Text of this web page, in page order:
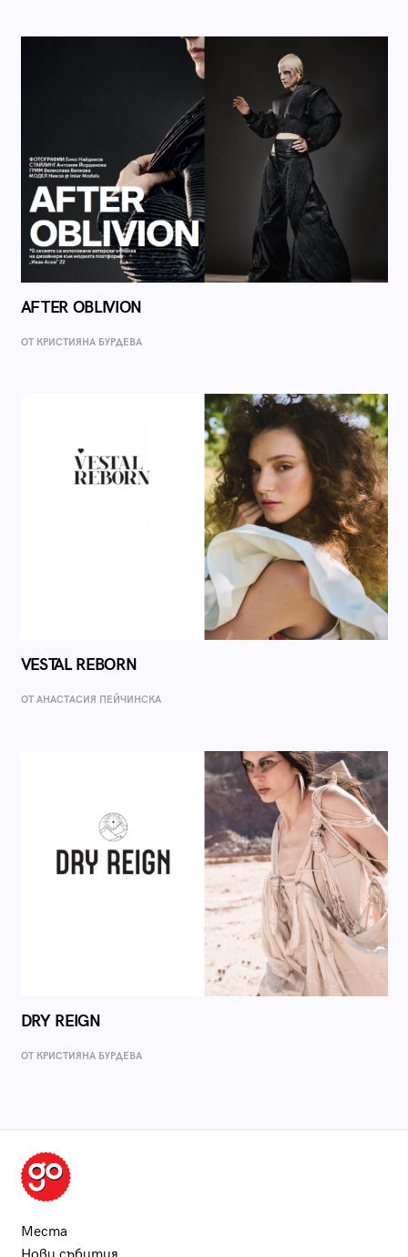
AFTER OBLIVION
ОТ КРИСТИЯНА БУРДЕВА
VESTAL REBORN
ОТ AНАСТАСИЯ ПЕЙЧИНСКА
DRY REIGN
ОТ КРИСТИЯНА БУРДЕВА
Места